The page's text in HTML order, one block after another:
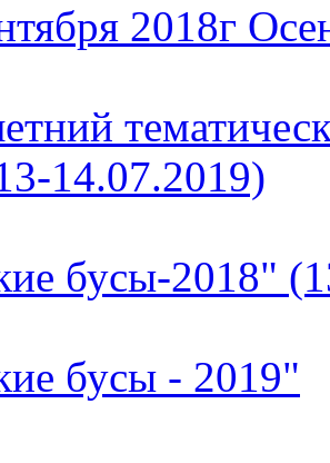
2018г
14.07.2019)
бусы-2018"
бусы - 2019"